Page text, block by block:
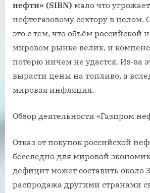
нефти» (SIBN) мало что
нефтегазовому сектору в целом.
это с тем, что объём российской
мировом рынке велик, и
потерю ничем не удастся. Из-за
вырасти цены на топливо, а
мировая инфляция.
Обзор деятельности «Газпром
Отказ от покупок российской
бесследно для мировой
дефицит может составить около
распродажа другими странами